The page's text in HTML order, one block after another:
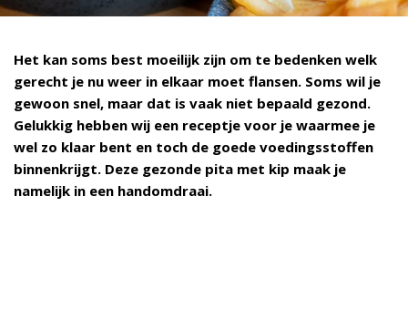
Het kan soms best moeilijk zijn om te bedenken welk
gerecht je nu weer in elkaar moet flansen. Soms wil je
gewoon snel, maar dat is vaak niet bepaald gezond.
Gelukkig hebben wij een receptje voor je waarmee je
wel zo klaar bent en toch de goede voedingsstoffen
binnenkrijgt. Deze gezonde pita met kip maak je
namelijk in een handomdraai.